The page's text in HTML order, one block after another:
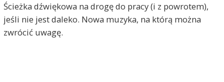
Ścieżka dźwiękowa na drogę do pracy (i z powrotem),
jeśli nie jest daleko. Nowa muzyka, na którą można
zwrócić uwagę.